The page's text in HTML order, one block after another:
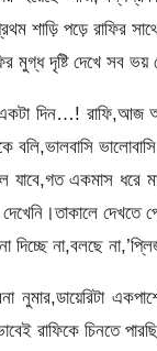
শাড়ি পড়ে রাফির
মুগ্ধ দৃষ্টি দেখে সব
দিন…! রাফি,আজ
বলি,ভালবাসি
যাবে,গত একমাস
দিচ্ছে না,বলছে
নুমার,ডায়েরিটা
রাফিকে চিনতে